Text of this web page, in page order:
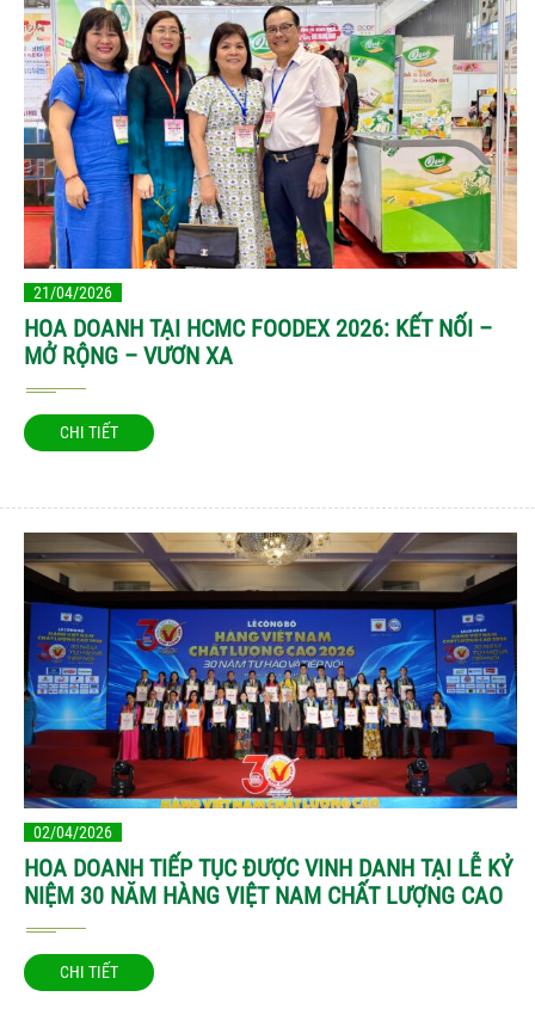
21/04/2026
HOA DOANH TẠI HCMC FOODEX 2026: KẾT NỐI –
MỞ RỘNG – VƯƠN XA
CHI TIẾT
02/04/2026
HOA DOANH TIẾP TỤC ĐƯỢC VINH DANH TẠI LỄ KỶ
NIỆM 30 NĂM HÀNG VIỆT NAM CHẤT LƯỢNG CAO
CHI TIẾT